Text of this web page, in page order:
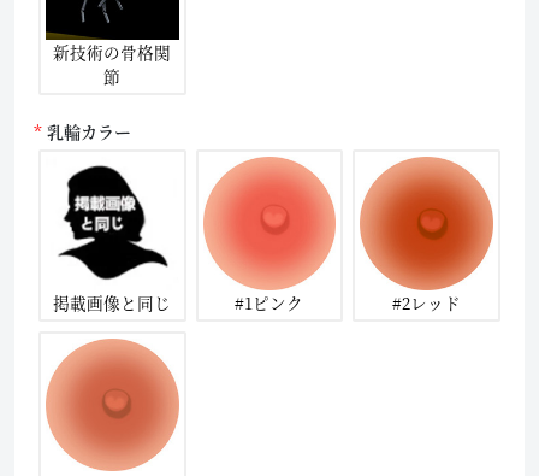
新技術の骨格関
節
乳輪カラー
掲載画像と同じ #1ピンク #2レッド